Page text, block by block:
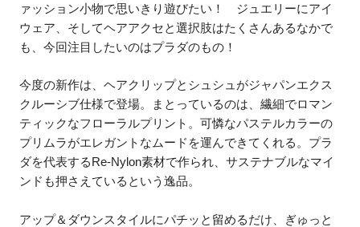
ァッション小物で思いきり遊びたい！ ジュエリーにアイ
ウェア、そしてヘアアクセと選択肢はたくさんあるなかで
も、今回注目したいのはプラダのもの！
今度の新作は、ヘアクリップとシュシュがジャパンエクス
クルーシブ仕様で登場。まとっているのは、繊細でロマン
ティックなフローラルプリント。可憐なパステルカラーの
プリムラがエレガントなムードを運んできてくれる。プラ
ダを代表するRe-Nylon素材で作られ、サステナブルなマイ
ンドも押さえているという逸品。
アップ＆ダウンスタイルにパチッと留めるだけ、ぎゅっと